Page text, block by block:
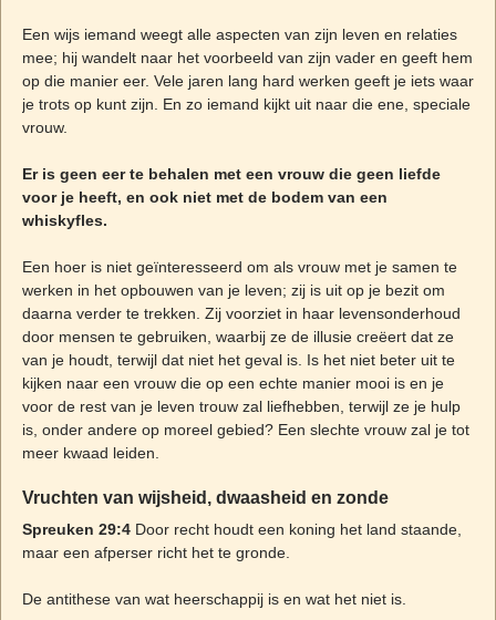
Een wijs iemand weegt alle aspecten van zijn leven en relaties
mee; hij wandelt naar het voorbeeld van zijn vader en geeft hem
op die manier eer. Vele jaren lang hard werken geeft je iets waar
je trots op kunt zijn. En zo iemand kijkt uit naar die ene, speciale
vrouw.
Er is geen eer te behalen met een vrouw die geen liefde
voor je heeft, en ook niet met de bodem van een
whiskyfles.
Een hoer is niet geïnteresseerd om als vrouw met je samen te
werken in het opbouwen van je leven; zij is uit op je bezit om
daarna verder te trekken. Zij voorziet in haar levensonderhoud
door mensen te gebruiken, waarbij ze de illusie creëert dat ze
van je houdt, terwijl dat niet het geval is. Is het niet beter uit te
kijken naar een vrouw die op een echte manier mooi is en je
voor de rest van je leven trouw zal liefhebben, terwijl ze je hulp
is, onder andere op moreel gebied? Een slechte vrouw zal je tot
meer kwaad leiden.
Vruchten van wijsheid, dwaasheid en zonde
Spreuken 29:4Door recht houdt een koning het land staande,
maar een afperser richt het te gronde.
De antithese van wat heerschappij is en wat het niet is.